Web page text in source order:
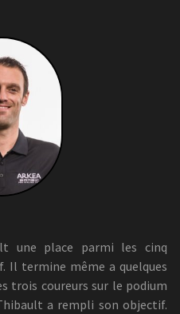
une place parmi les cinq
Il termine même a quelques
trois coureurs sur le podium
a rempli son objectif.